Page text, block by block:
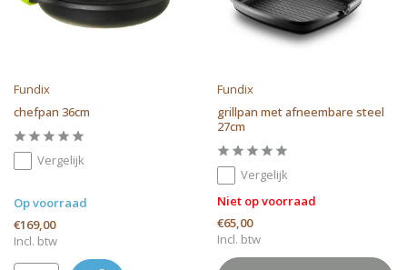
Fundix
chefpan 36cm
Vergelijk
Op voorraad
€169,00
Incl. btw
Fundix
grillpan met afneembare steel
27cm
Vergelijk
Niet op voorraad
€65,00
Incl. btw